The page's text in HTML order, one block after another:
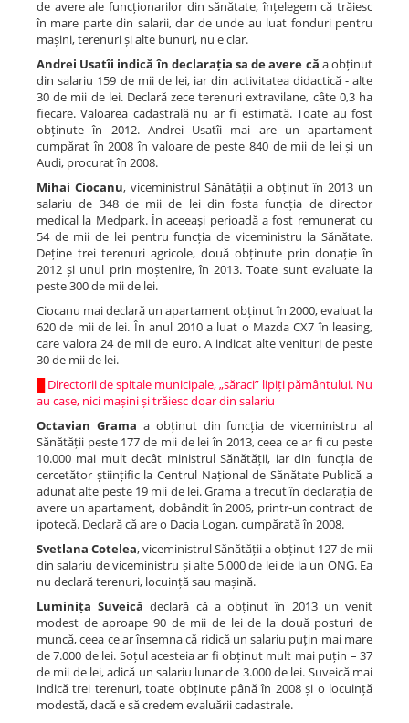
de avere ale funcționarilor din sănătate, înțelegem că trăiesc
în mare parte din salarii, dar de unde au luat fonduri pentru
mașini, terenuri și alte bunuri, nu e clar.
Andrei Usatîi indică în declarația sa de avere că a obținut
din salariu 159 de mii de lei, iar din activitatea didactică - alte
30 de mii de lei. Declară zece terenuri extravilane, câte 0,3 ha
fiecare. Valoarea cadastrală nu ar fi estimată. Toate au fost
obținute în 2012. Andrei Usatîi mai are un apartament
cumpărat în 2008 în valoare de peste 840 de mii de lei și un
Audi, procurat în 2008.
Mihai Ciocanu, viceministrul Sănătății a obținut în 2013 un
salariu de 348 de mii de lei din fosta funcția de director
medical la Medpark. În aceeași perioadă a fost remunerat cu
54 de mii de lei pentru funcția de viceministru la Sănătate.
Deține trei terenuri agricole, două obținute prin donație în
2012 și unul prin moștenire, în 2013. Toate sunt evaluate la
peste 300 de mii de lei.
Ciocanu mai declară un apartament obținut în 2000, evaluat la
620 de mii de lei. În anul 2010 a luat o Mazda CX7 în leasing,
care valora 24 de mii de euro. A indicat alte venituri de peste
30 de mii de lei.
Directorii de spitale municipale, „săraci” lipiți pământului. Nu
au case, nici mașini și trăiesc doar din salariu
Octavian Grama a obținut din funcția de viceministru al
Sănătății peste 177 de mii de lei în 2013, ceea ce ar fi cu peste
10.000 mai mult decât ministrul Sănătății, iar din funcția de
cercetător științific la Centrul Național de Sănătate Publică a
adunat alte peste 19 mii de lei. Grama a trecut în declarația de
avere un apartament, dobândit în 2006, printr-un contract de
ipotecă. Declară că are o Dacia Logan, cumpărată în 2008.
Svetlana Cotelea, viceministrul Sănătății a obținut 127 de mii
din salariu de viceministru și alte 5.000 de lei de la un ONG. Ea
nu declară terenuri, locuință sau mașină.
Luminița Suveică declară că a obținut în 2013 un venit
modest de aproape 90 de mii de lei de la două posturi de
muncă, ceea ce ar însemna că ridică un salariu puțin mai mare
de 7.000 de lei. Soțul acesteia ar fi obținut mult mai puțin – 37
de mii de lei, adică un salariu lunar de 3.000 de lei. Suveică mai
indică trei terenuri, toate obținute până în 2008 și o locuință
modestă, dacă e să credem evaluării cadastrale.